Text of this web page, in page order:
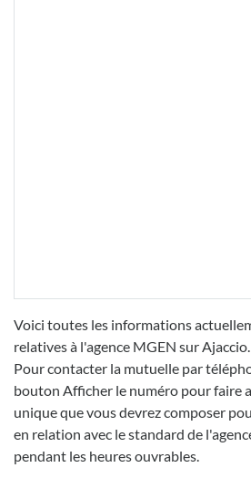
Voici toutes les informations
relatives à l'agence MGEN sur Ajaccio.
Pour contacter la mutuelle par
bouton Afficher le numéro pour faire
unique que vous devrez composer
en relation avec le standard de
pendant les heures ouvrables.